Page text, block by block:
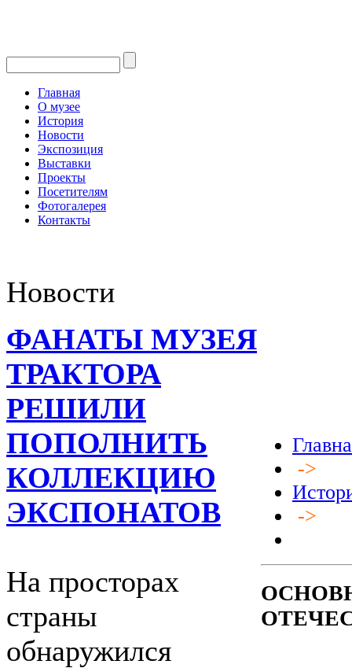
Главная
О музее
История
Новости
Экспозиция
Выставки
Проекты
Посетителям
Фотогалерея
Контакты
Новости
ФАНАТЫ МУЗЕЯ
ТРАКТОРА
РЕШИЛИ
ПОПОЛНИТЬ
КОЛЛЕКЦИЮ
ЭКСПОНАТОВ
На просторах
страны
обнаружился
->
->